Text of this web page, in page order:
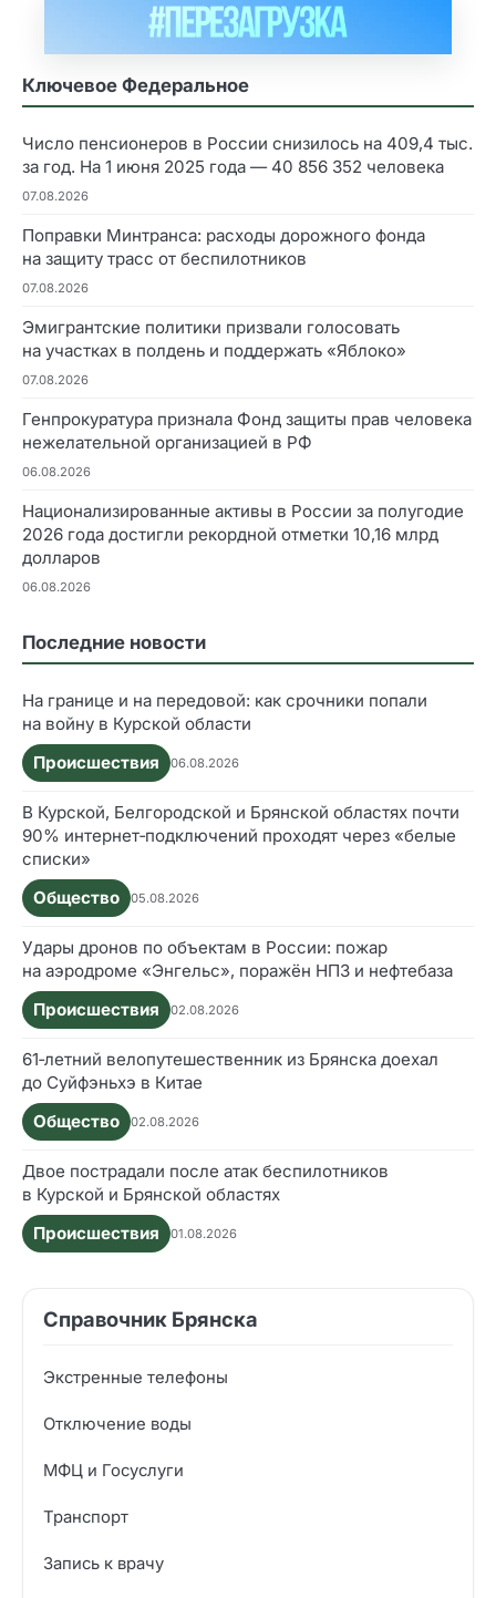
Ключевое Федеральное
Число пенсионеров в России снизилось на 409,4 тыс.
за год. На 1 июня 2025 года — 40 856 352 человека
07.08.2026
Поправки Минтранса: расходы дорожного фонда
на защиту трасс от беспилотников
07.08.2026
Эмигрантские политики призвали голосовать
на участках в полдень и поддержать «Яблоко»
07.08.2026
Генпрокуратура признала Фонд защиты прав человека
нежелательной организацией в РФ
06.08.2026
Национализированные активы в России за полугодие
2026 года достигли рекордной отметки 10,16 млрд
долларов
06.08.2026
Последние новости
На границе и на передовой: как срочники попали
на войну в Курской области
Происшествия
06.08.2026
В Курской, Белгородской и Брянской областях почти
90% интернет‑подключений проходят через «белые
списки»
Общество
05.08.2026
Удары дронов по объектам в России: пожар
на аэродроме «Энгельс», поражён НПЗ и нефтебаза
Происшествия
02.08.2026
61‑летний велопутешественник из Брянска доехал
до Суйфэньхэ в Китае
Общество
02.08.2026
Двое пострадали после атак беспилотников
в Курской и Брянской областях
Происшествия
01.08.2026
Справочник Брянска
Экстренные телефоны
Отключение воды
МФЦ и Госуслуги
Транспорт
Запись к врачу